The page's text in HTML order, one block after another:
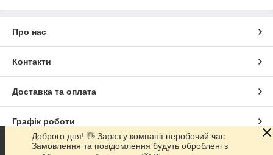
Про нас
Контакти
Доставка та оплата
Графік роботи
Повна версія сайту
Доброго дня! 👋 Зараз у компанії неробочий час.
Замовлення та повідомлення будуть оброблені з